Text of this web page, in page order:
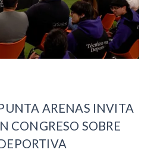
ARENAS INVITA
CONGRESO SOBRE